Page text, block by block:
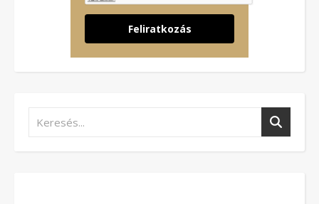
Feliratkozás